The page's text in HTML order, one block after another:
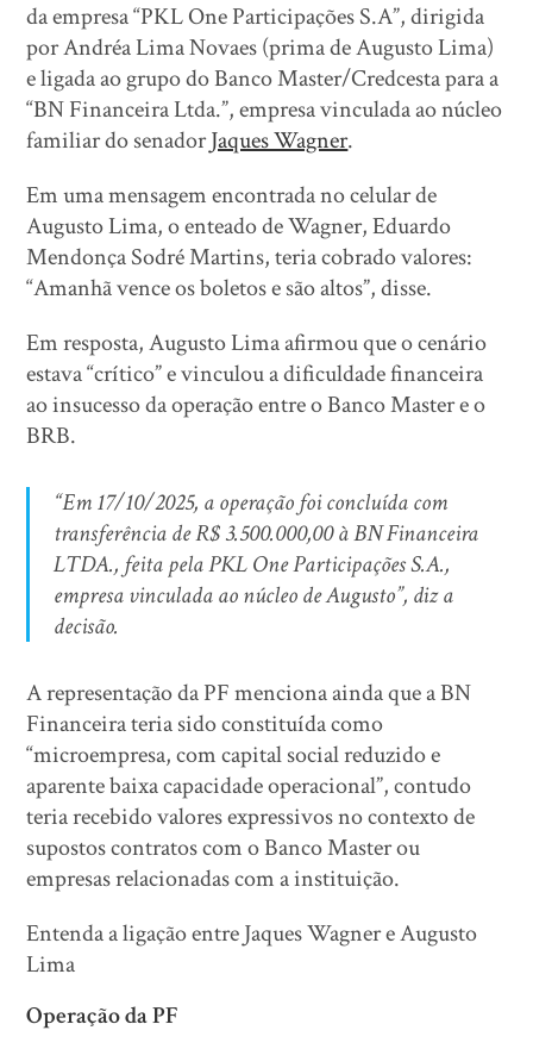
da empresa “PKL One Participações S.A”, dirigida
por Andréa Lima Novaes (prima de Augusto Lima)
e ligada ao grupo do Banco Master/Credcesta para a
“BN Financeira Ltda.”, empresa vinculada ao núcleo
familiar do senadorJaques Wagner.
Em uma mensagem encontrada no celular de
Augusto Lima, o enteado de Wagner, Eduardo
Mendonça Sodré Martins, teria cobrado valores:
“Amanhã vence os boletos e são altos”, disse.
Em resposta, Augusto Lima afirmou que o cenário
estava “crítico” e vinculou a dificuldade financeira
ao insucesso da operação entre o Banco Master e o
BRB.
“Em 17/10/2025, a operação foi concluída com
transferência de R$ 3.500.000,00 à BN Financeira
LTDA., feita pela PKL One Participações S.A.,
empresa vinculada ao núcleo de Augusto”, diz a
decisão.
A representação da PF menciona ainda que a BN
Financeira teria sido constituída como
“microempresa, com capital social reduzido e
aparente baixa capacidade operacional”, contudo
teria recebido valores expressivos no contexto de
supostos contratos com o Banco Master ou
empresas relacionadas com a instituição.
Entenda a ligação entre Jaques Wagner e Augusto
Lima
Operação da PF